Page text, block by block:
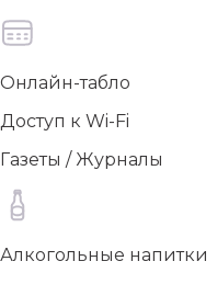
Онлайн-табло
Доступ к Wi-Fi
Газеты / Журналы
Алкогольные напитки